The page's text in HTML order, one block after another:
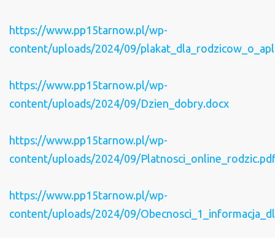
https://www.pp15tarnow.pl/wp-
content/uploads/2024/09/
https://www.pp15tarnow.pl/wp-
content/uploads/2024/09/Dzien_dobry.docx
https://www.pp15tarnow.pl/wp-
content/uploads/2024/09/
https://www.pp15tarnow.pl/wp-
content/uploads/2024/09/